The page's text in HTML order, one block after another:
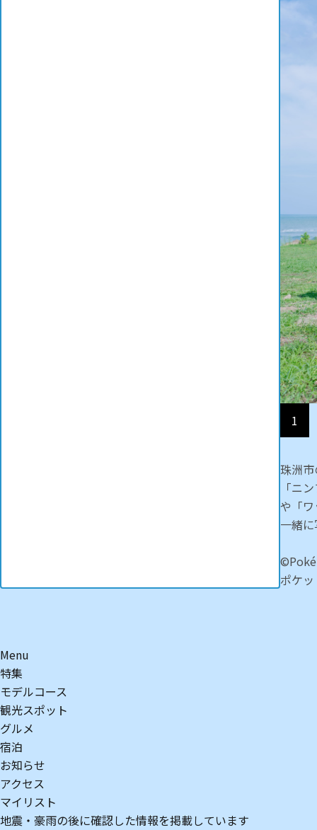
1
珠洲
「ニ
や「
一緒
ポケ
Menu
特集
モデルコース
観光スポット
グルメ
宿泊
お知らせ
アクセス
マイリスト
地震・豪雨の後に確認した情報を掲載しています